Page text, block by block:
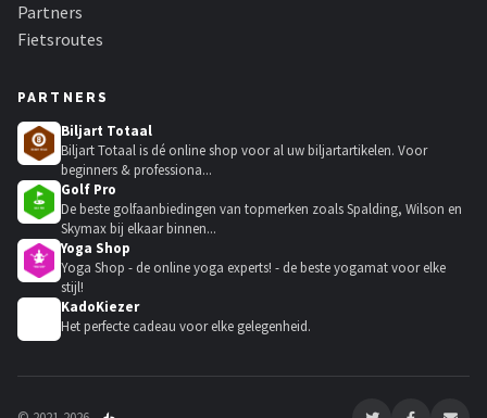
Partners
Fietsroutes
PARTNERS
Biljart Totaal
Biljart Totaal is dé online shop voor al uw biljartartikelen. Voor
beginners & professiona...
Golf Pro
De beste golfaanbiedingen van topmerken zoals Spalding, Wilson en
Skymax bij elkaar binnen...
Yoga Shop
Yoga Shop - de online yoga experts! - de beste yogamat voor elke
stijl!
KadoKiezer
Het perfecte cadeau voor elke gelegenheid.